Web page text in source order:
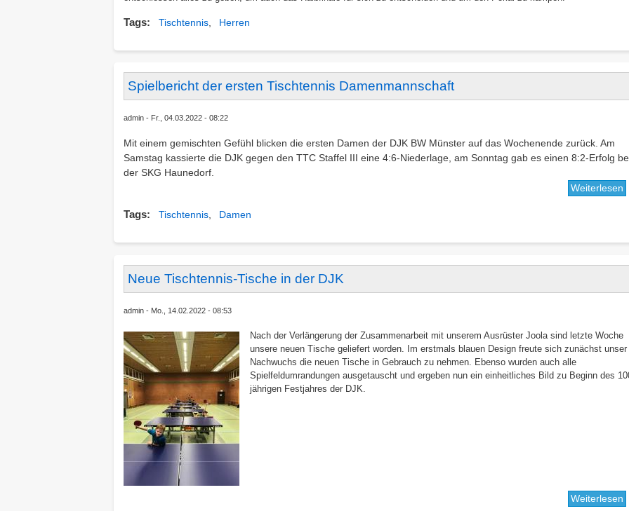
Tags Tischtennis Herren
Spielbericht der ersten Tischtennis Damenmannschaft
admin Fr., 04.03.2022 - 08:22
Mit einem gemischten Gefühl blicken die ersten Damen der DJK BW Münster auf das Wochenende zurück. Am
Samstag kassierte die DJK gegen den TTC Staffel III eine 4:6-Niederlage, am Sonntag gab es einen 8:2-Erfolg
der SKG Haunedorf.
Weiterlesen
Tags Tischtennis Damen
Neue Tischtennis-Tische in der DJK
admin Mo., 14.02.2022 - 08:53
Nach der Verlängerung der Zusammenarbeit mit unserem Ausrüster Joola sind letzte Woche
unsere neuen Tische geliefert worden. Im erstmals blauen Design freute sich zunächst unser
Nachwuchs die neuen Tische in Gebrauch zu nehmen. Ebenso wurden auch alle
Spielfeldumrandungen ausgetauscht und ergeben nun ein einheitliches Bild zu Beginn des
jährigen Festjahres der DJK.
Weiterlesen